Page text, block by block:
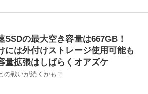
SSDの最大空き容量は667GB！
は外付けストレージ使用可能も
量拡張はしばらくオアズケ
の戦いが続くかも？